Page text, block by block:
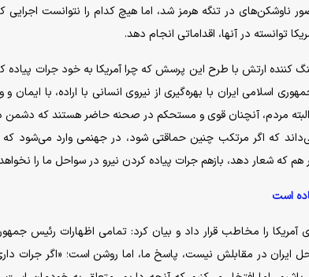
ناوشکن‌های در تنگه هرمز شد، اما هیچ کدام را نتوانست اجرایی
توانسته در آنها، اقداماتی انجام دهد.
کننده ارتش با طرح این پرسش که چرا آمریکا به خود جرات پیاده
اسلامی ایران با بهره‌گیری از نیروی انسانی با اراده، با ایمان و
مردم، آنچنان قوی و مستحکم در صحنه حاضر هستند که دشمن
که اگر مرتکب چنین حماقتی شود، در جهنمی وارد می‌شود که
که شعار دهد، بازهم جرات پیاده کردن نیرو در سواحل ما را
است
را مخاطب قرار داد و بیان کرد: تمامی اظهارات رئیس
ایران در مقابلش نیست، پاسخ ما، اما روشن است؛ «اگر جرات